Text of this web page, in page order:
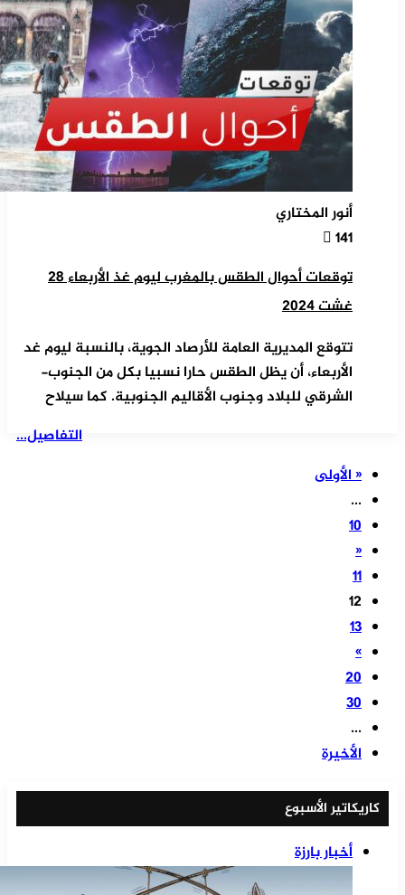
أنور المختاري
141
توقعات أحوال الطقس بالمغرب ليوم غذ الأربعاء 28
غشت 2024
تتوقع المديرية العامة للأرصاد الجوية، بالنسبة ليوم غد
الأربعاء، أن يظل الطقس حارا نسبيا بكل من الجنوب-
الشرقي للبلاد وجنوب الأقاليم الجنوبية. كما سيلاح
التفاصيل...
« الأولى
...
10
«
11
12
13
»
20
30
...
الأخيرة
كاريكاتير الأسبوع
أخبار بارزة